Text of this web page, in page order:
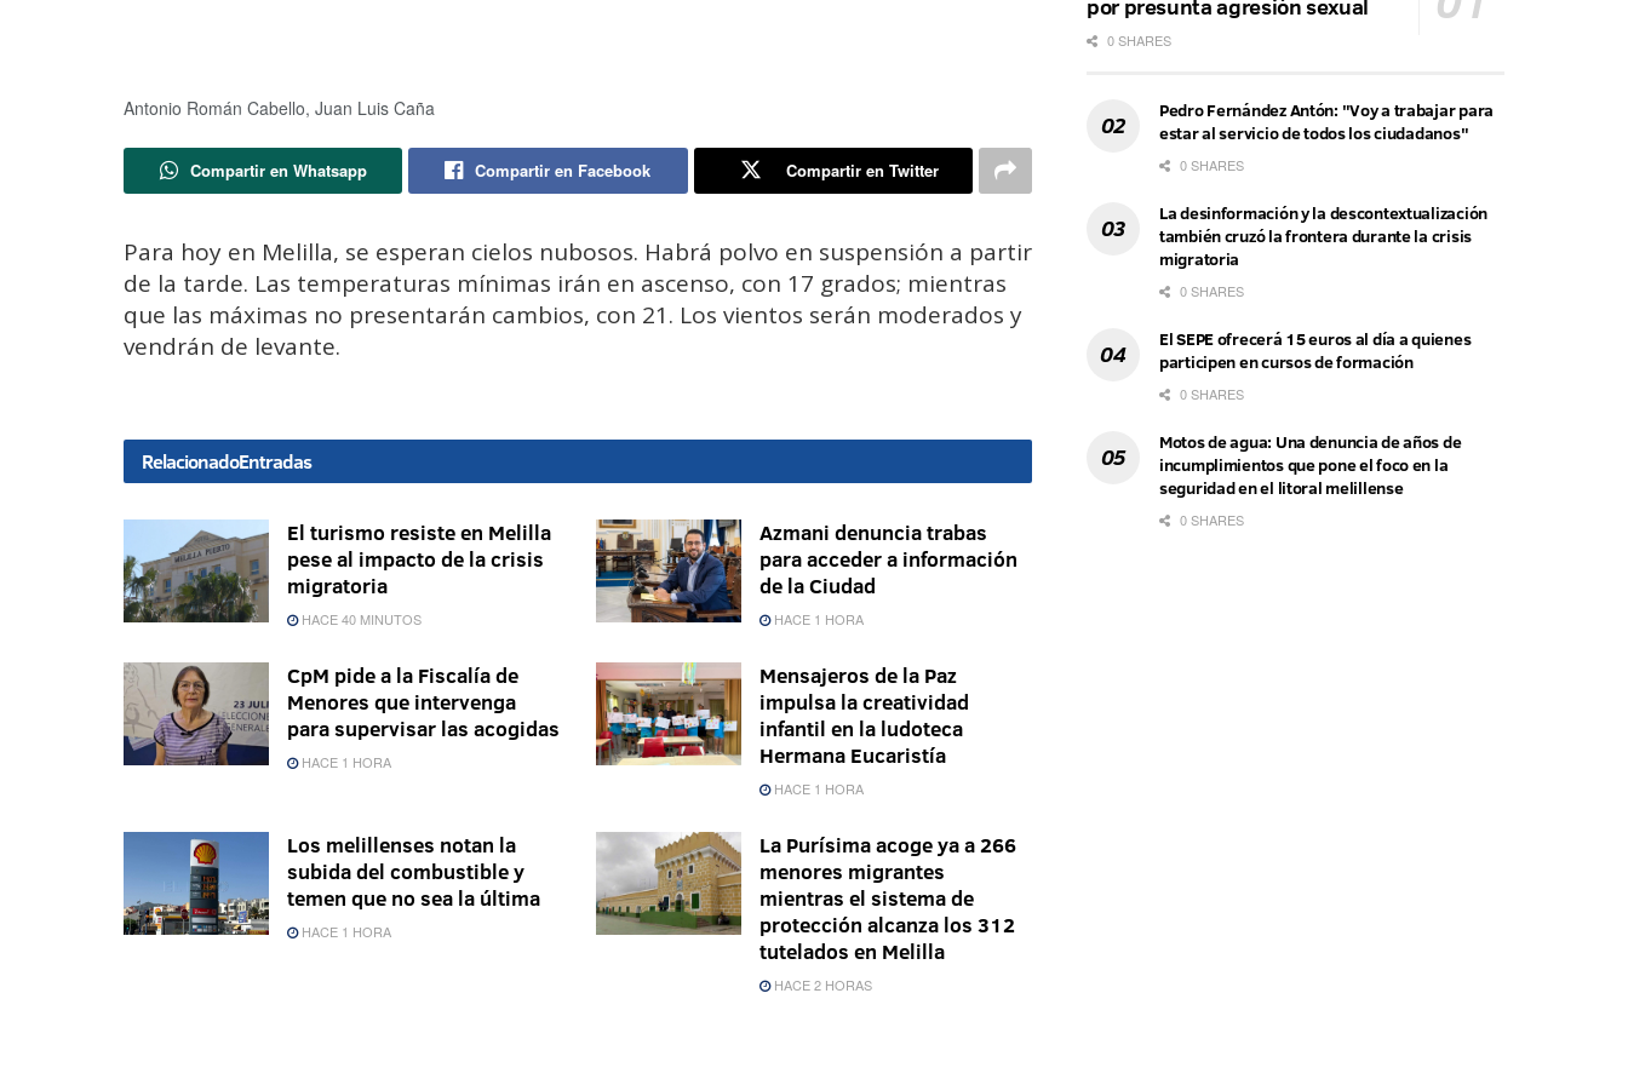
Antonio Román Cabello, Juan Luis Caña
Compartir en Whatsapp Compartir en Facebook Compartir en Twitter
Para hoy en Melilla, se esperan cielos nubosos. Habrá polvo en suspensión a partir
de la tarde. Las temperaturas mínimas irán en ascenso, con 17 grados; mientras
que las máximas no presentarán cambios, con 21. Los vientos serán moderados y
vendrán de levante.
RelacionadoEntradas
El turismo resiste en Melilla
pese al impacto de la crisis
migratoria
HACE 40 MINUTOS
Azmani denuncia trabas
para acceder a información
de la Ciudad
HACE 1 HORA
CpM pide a la Fiscalía de
Menores que intervenga
para supervisar las acogidas
HACE 1 HORA
Mensajeros de la Paz
impulsa la creatividad
infantil en la ludoteca
Hermana Eucaristía
HACE 1 HORA
Los melillenses notan la
subida del combustible y
temen que no sea la última
HACE 1 HORA
La Purísima acoge ya a 266
menores migrantes
mientras el sistema de
protección alcanza los 312
tutelados en Melilla
HACE 2 HORAS
por presunta agresión sexual
0 SHARES
Pedro Fernández Antón: "Voy a trabajar para
estar al servicio de todos los ciudadanos"
0 SHARES
La desinformación y la descontextualización
también cruzó la frontera durante la crisis
migratoria
0 SHARES
El SEPE ofrecerá 15 euros al día a quienes
participen en cursos de formación
0 SHARES
Motos de agua: Una denuncia de años de
incumplimientos que pone el foco en la
seguridad en el litoral melillense
0 SHARES